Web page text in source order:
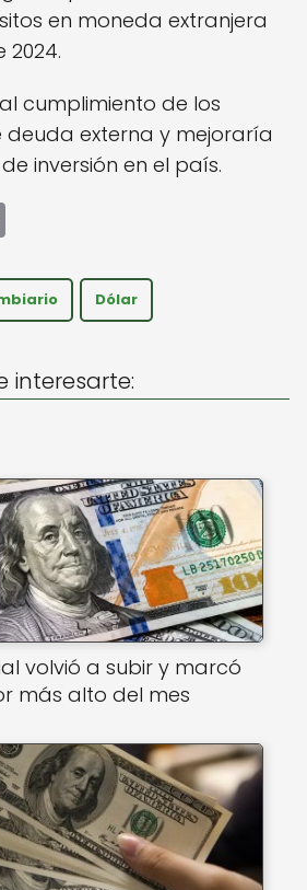
en moneda extranjera
cumplimiento de los
externa y mejoraría
inversión en el país.
ai
l
Dólar
interesarte:
volvió a subir y marcó
más alto del mes